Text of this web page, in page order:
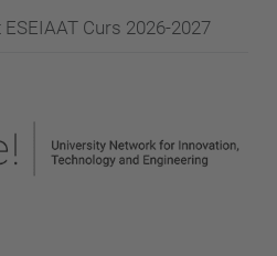
Curs 2026-2027